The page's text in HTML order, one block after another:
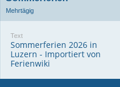
Mehrtägig
Text
Sommerferien 2026 in
Luzern - Importiert von
Ferienwiki